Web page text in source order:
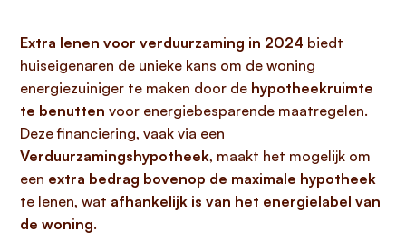
Extra lenen voor verduurzaming in 2024 biedt
huiseigenaren de unieke kans om de woning
energiezuiniger te maken door de hypotheekruimte
te benutten voor energiebesparende maatregelen.
Deze financiering, vaak via een
Verduurzamingshypotheek, maakt het mogelijk om
een extra bedrag bovenop de maximale hypotheek
te lenen, wat afhankelijk is van het energielabel van
de woning.